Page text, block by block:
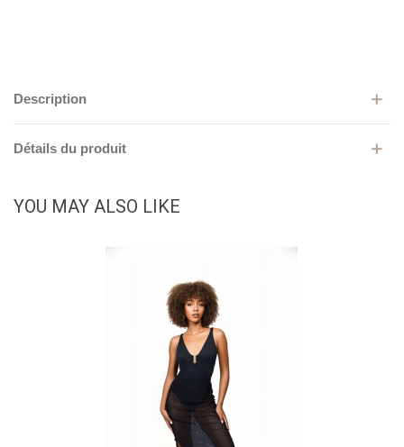
Description
Détails du produit
YOU MAY ALSO LIKE